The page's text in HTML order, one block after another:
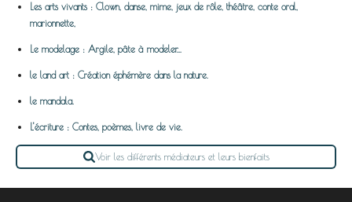
Les arts vivants : Clown, danse, mime, jeux de rôle, théâtre, conte oral,
marionnette,
Le modelage : Argile, pâte à modeler...
le land art : Création éphémère dans la nature.
le mandala.
L'écriture : Contes, poèmes, livre de vie.
Voir les différents médiateurs et leurs bienfaits